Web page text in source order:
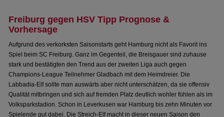
Freiburg gegen HSV Tipp Prognose &
Vorhersage
Aufgrund des verkorksten Saisonstarts geht Hamburg nicht als Favorit ins
Spiel beim SC Freiburg. Ganz im Gegenteil, die Breisgauer sind zuhause
stark und bestätigten den Trend aus der zweiten Liga auch gegen
Champions-League Teilnehmer Gladbach mit dem Heimdreier. Die
Labbadia-Elf sollte man auswärts aber nicht unterschätzen, da sie offensiv
Qualität mitbringen und sich auf fremden Platz deutlich wohler fühlen als im
Volksparkstadion. Schon in Leverkusen war Hamburg bis zehn Minuten vor
Spielende gut dabei. Die Streich-Elf macht in dieser neuen Saison den